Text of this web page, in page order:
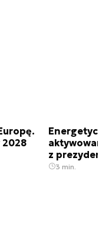
2028
z
3 min.